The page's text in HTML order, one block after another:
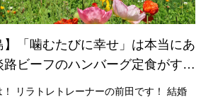
】「噛むたびに幸せ」は本当にあ
路ビーフのハンバーグ定食がすご
！ リラトレトレーナーの前田です！ 結婚